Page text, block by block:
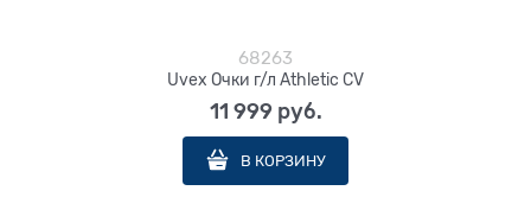
68263
Uvex Очки г/л Athletic CV
11 999 руб.
В КОРЗИНУ